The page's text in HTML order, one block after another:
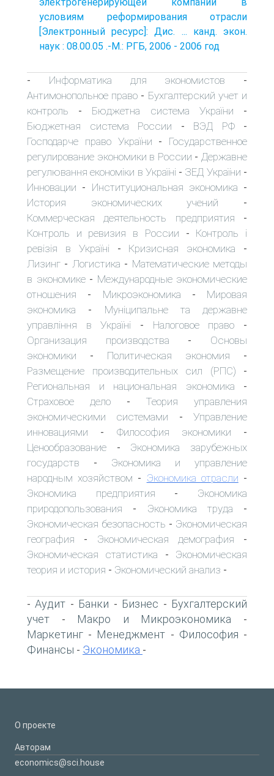
условиям реформирования отрасли
[Электронный ресурс]: Дис. ... канд. экон.
наук : 08.00.05 .-М.: РГБ, 2006 - 2006 год
- Информатика для экономистов -
Антимонопольное право - Бухгалтерский учет и
контроль - Бюджетна система України -
Бюджетная система России - ВЭД РФ-
Господарче право України - Государственное
регулирование экономики в России - Державне
регулювання економіки в Україні - ЗЕД України -
Инновации - Институциональная экономика -
История экономических учений -
Коммерческая деятельность предприятия -
Контроль и ревизия в России - Контроль і
ревізія в Україні - Кризисная экономика -
Лизинг - Логистика - Математические методы
в экономике - Международные экономические
отношения - Микроэкономика - Мировая
экономика - Муніципальне та державне
управління в Україні - Налоговое право -
Организация производства - Основы
экономики - Политическая экономия -
Размещение производительных сил (РПС) -
Региональная и национальная экономика -
Страховое дело- Теория управления
экономическими системами -Управление
инновациями - Философия экономики -
Ценообразование - Экономика зарубежных
государств - Экономика и управление
народным хозяйством - Экономика отрасли -
Экономика предприятия - Экономика
природопользования - Экономика труда -
Экономическая безопасность - Экономическая
география - Экономическая демография -
Экономическая статистика - Экономическая
теория и история - Экономический анализ -
-Аудит - Банки - Бизнес - Бухгалтерский
учет - Макро и Микроэкономика -
Маркетинг - Менеджмент - Философия -
Финансы - Экономика -
О проекте
Авторам
economics@sci.house